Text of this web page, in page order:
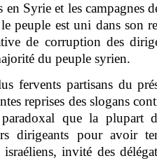
en Syrie et les campagnes
peuple est uni dans son
de corruption des
du peuple syrien.
fervents partisans du
reprises des slogans
que la plupart
dirigeants pour avoir
israéliens, invité des